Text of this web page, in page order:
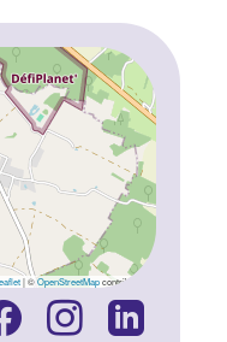
|©OpenStreetMapcontributors